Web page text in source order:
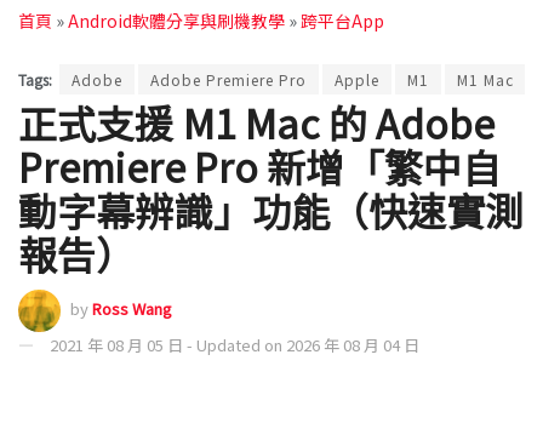
首頁 »Android軟體分享與刷機教學 »跨平台App
Tags: Adobe Adobe Premiere Pro Apple M1 M1 Mac
正式支援 M1 Mac 的 Adobe
Premiere Pro 新增「繁中自
動字幕辨識」功能（快速實測
報告）
byRoss Wang
2021 年 08 月 05 日 - Updated on 2026 年 08 月 04 日